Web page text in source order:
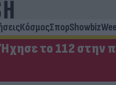
ΚόσμοςΣπορShowbiz
το 112 στην